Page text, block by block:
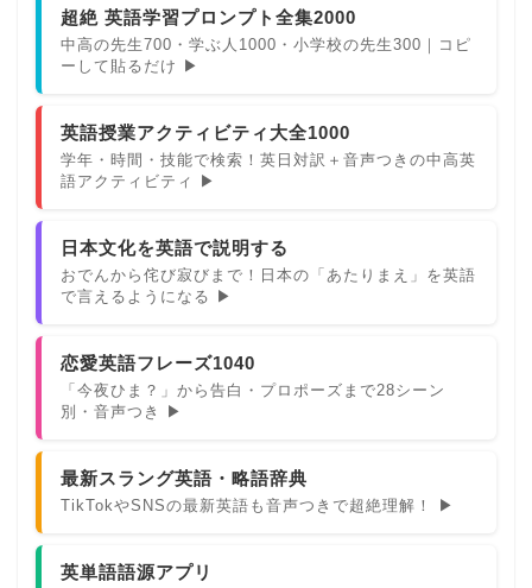
超絶 英語学習プロンプト全集2000
中高の先生700・学ぶ人1000・小学校の先生300｜コピ
ーして貼るだけ ▶
英語授業アクティビティ大全1000
学年・時間・技能で検索！英日対訳＋音声つきの中高英
語アクティビティ ▶
日本文化を英語で説明する
おでんから侘び寂びまで！日本の「あたりまえ」を英語
で言えるようになる ▶
恋愛英語フレーズ1040
「今夜ひま？」から告白・プロポーズまで28シーン
別・音声つき ▶
最新スラング英語・略語辞典
TikTokやSNSの最新英語も音声つきで超絶理解！ ▶
英単語語源アプリ